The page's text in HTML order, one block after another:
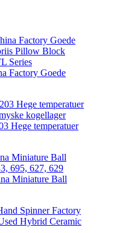
Factory Goede
Hege temperatuer
Miniature Ball